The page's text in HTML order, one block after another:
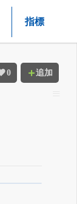
指標
0 追加